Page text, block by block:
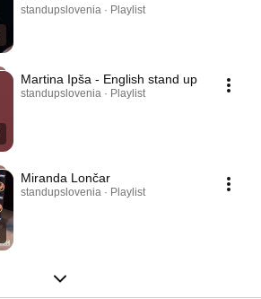
standupslovenia · Playlist
Martina Ipša - English stand up
standupslovenia · Playlist
Miranda Lončar
standupslovenia · Playlist